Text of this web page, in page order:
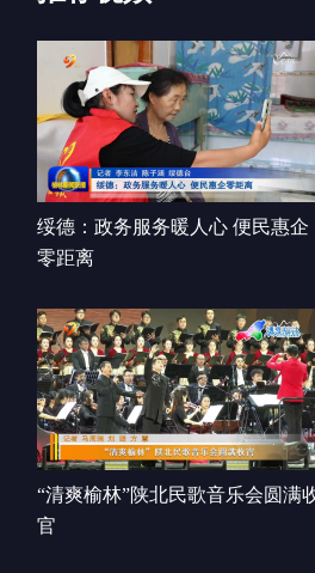
绥德：政务服务暖人心 便民惠企
零距离
“清爽榆林”陕北民歌音乐会圆满
官